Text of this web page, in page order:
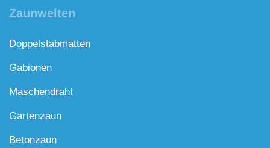
Zaunwelten
Doppelstabmatten
Gabionen
Maschendraht
Gartenzaun
Betonzaun